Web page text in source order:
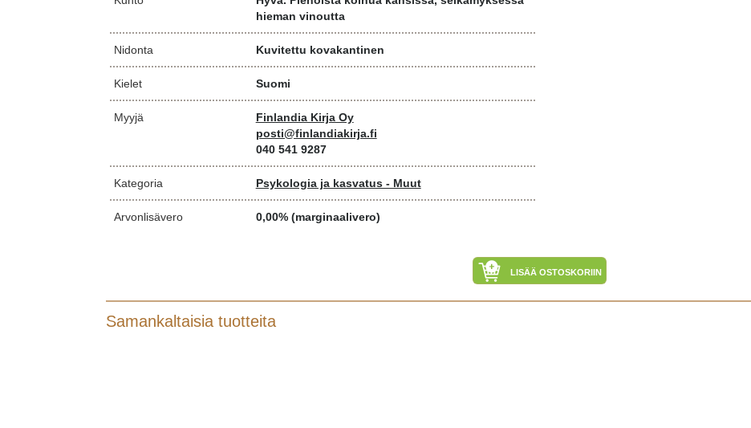
hieman vinoutta
Nidonta Kuvitettu kovakantinen
Kielet Suomi
Myyjä
Finlandia Kirja Oy
posti@finlandiakirja.fi
040 541 9287
Kategoria Psykologia ja kasvatus - Muut
Arvonlisävero 0,00% (marginaalivero)
LISÄÄ OSTOSKORIIN
Samankaltaisia tuotteita